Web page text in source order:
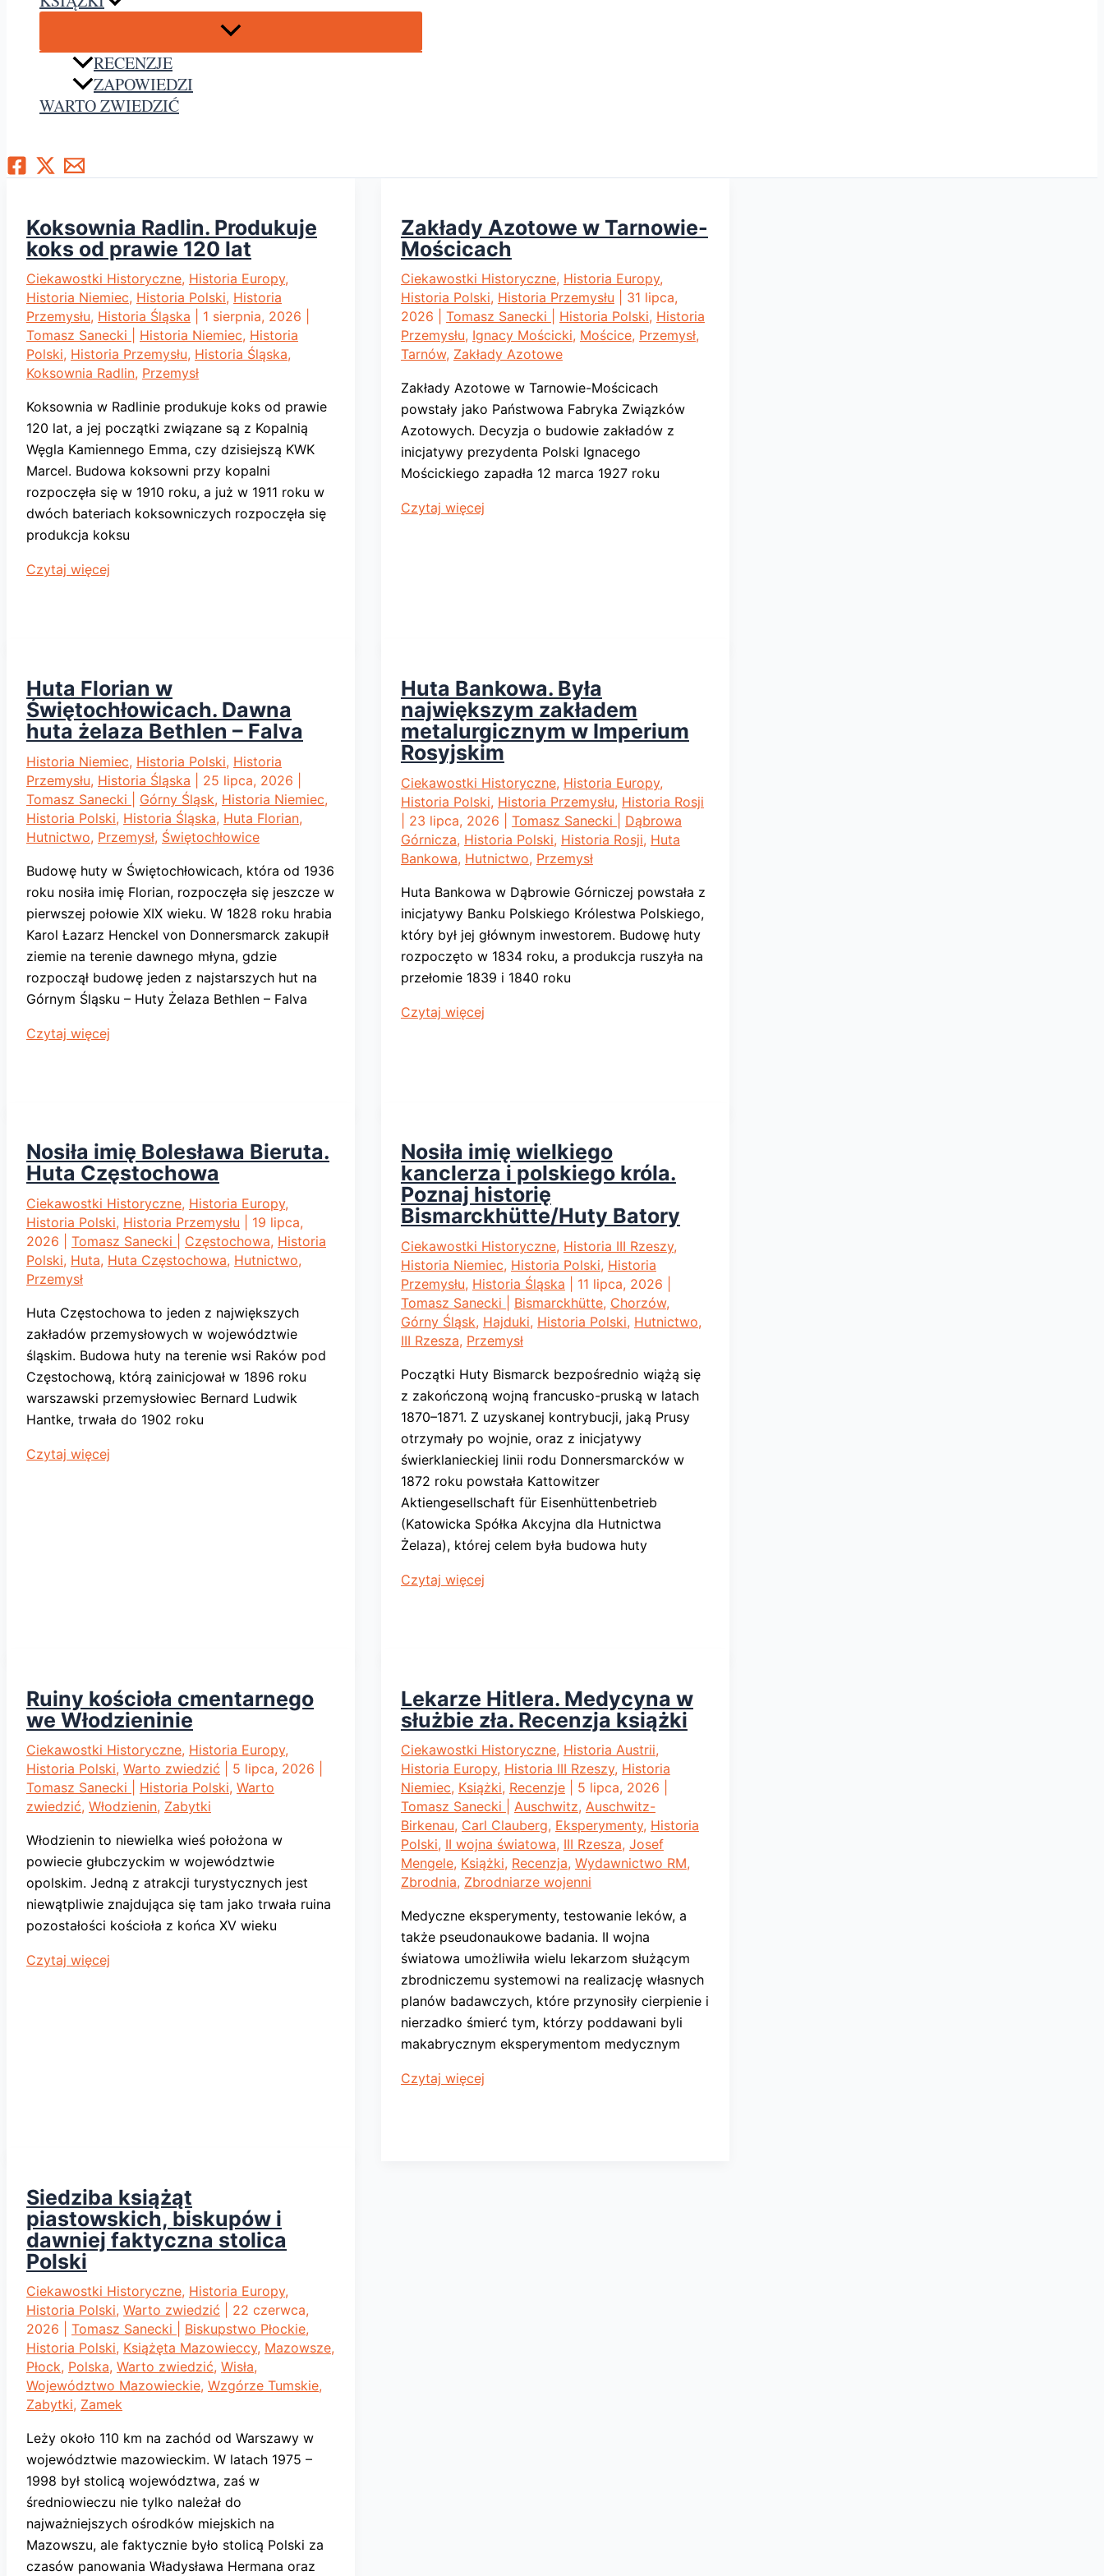
RECENZJE
ZAPOWIEDZI
WARTO ZWIEDZIĆ
Koksownia Radlin. Produkuje
koks od prawie 120 lat
Ciekawostki Historyczne, Historia Europy,
Historia Niemiec, Historia Polski, Historia
Przemysłu, Historia Śląska 1 sierpnia, 2026
Tomasz Sanecki
Historia Niemiec, Historia
Polski, Historia Przemysłu, Historia Śląska,
Koksownia Radlin, Przemysł
Koksownia w Radlinie produkuje koks od prawie
120 lat, a jej początki związane są z Kopalnią
Węgla Kamiennego Emma, czy dzisiejszą KWK
Marcel. Budowa koksowni przy kopalni
rozpoczęła się w 1910 roku, a już w 1911 roku w
dwóch bateriach koksowniczych rozpoczęła się
produkcja koksu
Koksownia
120
lat
Czytaj więcej
Zakłady Azotowe w Tarnowie-
Mościcach
Ciekawostki Historyczne, Historia Europy,
Historia Polski, Historia Przemysłu
31 lipca,
2026
Tomasz Sanecki Historia Polski, Historia
Przemysłu, Ignacy Mościcki, Mościce, Przemysł,
Tarnów, Zakłady Azotowe
Zakłady Azotowe w Tarnowie-Mościcach
powstały jako Państwowa Fabryka Związków
Azotowych. Decyzja o budowie zakładów z
inicjatywy prezydenta Polski Ignacego
Mościckiego zapadła 12 marca 1927 roku
Zakłady
Czytaj więcej
Huta Florian w
Świętochłowicach. Dawna
huta żelaza Bethlen – Falva
Historia Niemiec, Historia Polski, Historia
Przemysłu, Historia Śląska 25 lipca, 2026
Tomasz Sanecki
Górny Śląsk, Historia Niemiec,
Historia Polski, Historia Śląska, Huta Florian,
Hutnictwo, Przemysł, Świętochłowice
Budowę huty w Świętochłowicach, która od 1936
roku nosiła imię Florian, rozpoczęła się jeszcze w
pierwszej połowie XIX wieku. W 1828 roku hrabia
Karol Łazarz Henckel von Donnersmarck zakupił
ziemie na terenie dawnego młyna, gdzie
rozpoczął budowę jeden z najstarszych hut na
Górnym Śląsku – Huty Żelaza Bethlen – Falva
Huta
żelaza
Bethlen
–
Falva
Czytaj więcej
Huta Bankowa. Była
największym zakładem
metalurgicznym w Imperium
Rosyjskim
Ciekawostki Historyczne, Historia Europy,
Historia Polski, Historia Przemysłu, Historia Rosji
23 lipca, 2026 Tomasz Sanecki
Dąbrowa
Górnicza, Historia Polski, Historia Rosji, Huta
Bankowa, Hutnictwo, Przemysł
Huta Bankowa w Dąbrowie Górniczej powstała z
inicjatywy Banku Polskiego Królestwa Polskiego,
który był jej głównym inwestorem. Budowę huty
rozpoczęto w 1834 roku, a produkcja ruszyła na
przełomie 1839 i 1840 roku
Huta
Imperium
Rosyjskim
Czytaj więcej
Nosiła imię Bolesława Bieruta.
Huta Częstochowa
Ciekawostki Historyczne, Historia Europy,
Historia Polski, Historia Przemysłu
19 lipca,
2026
Tomasz Sanecki Częstochowa, Historia
Polski, Huta, Huta Częstochowa, Hutnictwo,
Przemysł
Huta Częstochowa to jeden z największych
zakładów przemysłowych w województwie
śląskim. Budowa huty na terenie wsi Raków pod
Częstochową, którą zainicjował w 1896 roku
warszawski przemysłowiec Bernard Ludwik
Hantke, trwała do 1902 roku
Nosiła
Czytaj więcej
Nosiła imię wielkiego
kanclerza i polskiego króla.
Poznaj historię
Bismarckhütte/Huty Batory
Ciekawostki Historyczne, Historia III Rzeszy,
Historia Niemiec, Historia Polski, Historia
Przemysłu, Historia Śląska 11 lipca, 2026
Tomasz Sanecki
Bismarckhütte, Chorzów,
Górny Śląsk, Hajduki, Historia Polski, Hutnictwo,
III Rzesza, Przemysł
Początki Huty Bismarck bezpośrednio wiążą się
z zakończoną wojną francusko-pruską w latach
1870–1871. Z uzyskanej kontrybucji, jaką Prusy
otrzymały po wojnie, oraz z inicjatywy
świerklanieckiej linii rodu Donnersmarcków w
1872 roku powstała Kattowitzer
Aktiengesellschaft für Eisenhüttenbetrieb
(Katowicka Spółka Akcyjna dla Hutnictwa
Żelaza), której celem była budowa huty
Nosiła
króla.
Poznaj
historię
Bismarckhütte/Huty
Batory
Czytaj więcej
Ruiny kościoła cmentarnego
we Włodzieninie
Ciekawostki Historyczne, Historia Europy,
Historia Polski, Warto zwiedzić 5 lipca, 2026
Tomasz Sanecki
Historia Polski, Warto
zwiedzić, Włodzienin, Zabytki
Włodzienin to niewielka wieś położona w
powiecie głubczyckim w województwie
opolskim. Jedną z atrakcji turystycznych jest
niewątpliwie znajdująca się tam jako trwała ruina
pozostałości kościoła z końca XV wieku
Ruiny
Czytaj więcej
Lekarze Hitlera. Medycyna w
służbie zła. Recenzja książki
Ciekawostki Historyczne, Historia Austrii,
Historia Europy, Historia III Rzeszy, Historia
Niemiec, Książki, Recenzje| 5 lipca, 2026
Tomasz Sanecki
Auschwitz, Auschwitz-
Birkenau, Carl Clauberg, Eksperymenty, Historia
Polski, II wojna światowa, III Rzesza, Josef
Mengele, Książki, Recenzja, Wydawnictwo RM,
Zbrodnia, Zbrodniarze wojenni
Medyczne eksperymenty, testowanie leków, a
także pseudonaukowe badania. II wojna
światowa umożliwiła wielu lekarzom służącym
zbrodniczemu systemowi na realizację własnych
planów badawczych, które przynosiły cierpienie i
nierzadko śmierć tym, którzy poddawani byli
makabrycznym eksperymentom medycznym
Lekarze
Czytaj więcej
Siedziba książąt
piastowskich, biskupów i
dawniej faktyczna stolica
Polski
Ciekawostki Historyczne, Historia Europy,
Historia Polski, Warto zwiedzić
22 czerwca,
2026
Tomasz Sanecki Biskupstwo Płockie,
Historia Polski, Książęta Mazowieccy, Mazowsze,
Płock, Polska, Warto zwiedzić, Wisła,
Województwo Mazowieckie, Wzgórze Tumskie,
Zabytki, Zamek
Leży około 110 km na zachód od Warszawy w
województwie mazowieckim. W latach 1975 –
1998 był stolicą województwa, zaś w
średniowieczu nie tylko należał do
najważniejszych ośrodków miejskich na
Mazowszu, ale faktycznie było stolicą Polski za
czasów panowania Władysława Hermana oraz